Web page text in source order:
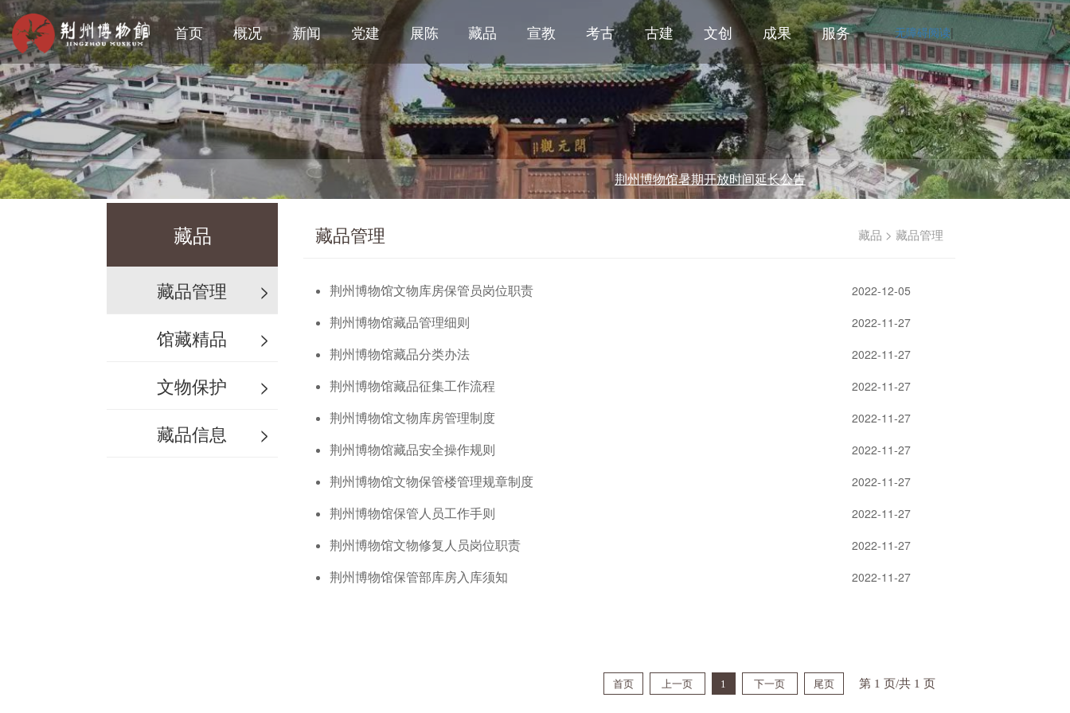
首页 概况 新闻 党建 展陈 藏品 宣教 考古 古建 文创 成果 服务 无障碍阅读|
荆州博物馆暑期开放时间延长公告
藏品
藏品管理
>
馆藏精品
>
文物保护
>
藏品信息
>
藏品管理 藏品 > 藏品管理
荆州博物馆文物库房保管员岗位职责 2022-12-05
荆州博物馆藏品管理细则 2022-11-27
荆州博物馆藏品分类办法 2022-11-27
荆州博物馆藏品征集工作流程 2022-11-27
荆州博物馆文物库房管理制度 2022-11-27
荆州博物馆藏品安全操作规则 2022-11-27
荆州博物馆文物保管楼管理规章制度 2022-11-27
荆州博物馆保管人员工作手则 2022-11-27
荆州博物馆文物修复人员岗位职责 2022-11-27
荆州博物馆保管部库房入库须知 2022-11-27
首页 上一页 1 下一页 尾页 第 1 页/共 1 页